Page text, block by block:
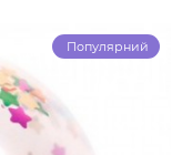
Популярний